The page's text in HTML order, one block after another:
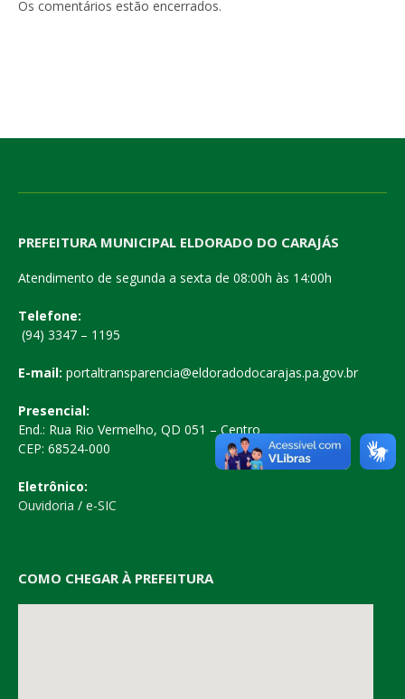
Os comentários estão encerrados.
PREFEITURA MUNICIPAL ELDORADO DO CARAJÁS
Atendimento de segunda a sexta de 08:00h às 14:00h
Telefone:
(94) 3347 – 1195
E-mail: portaltransparencia@eldoradodocarajas.pa.gov.br
Presencial:
End.: Rua Rio Vermelho, QD 051 – Centro
CEP: 68524-000
Eletrônico:
Ouvidoria / e-SIC
COMO CHEGAR À PREFEITURA